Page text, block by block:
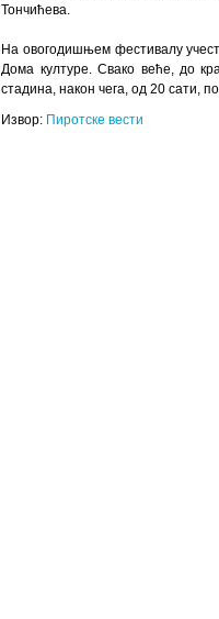
Тончићева.
На овогодишњем фестивалу
Дома културе. Свако веће, до
стадина, након чега, од 20 сати,
Извор: Пиротске вести